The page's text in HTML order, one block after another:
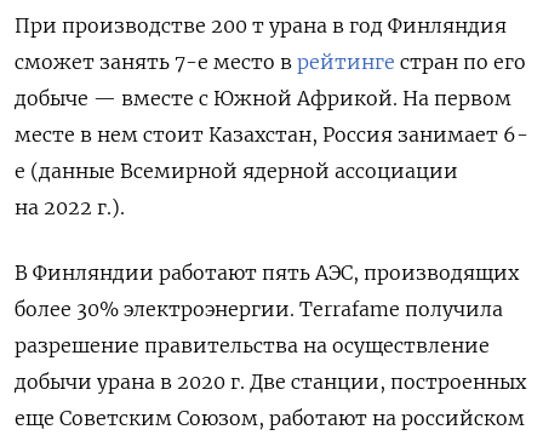
При производстве 200 т урана в год Финляндия
сможет занять 7-е место в рейтинге стран по его
добыче — вместе с Южной Африкой. На первом
месте в нем стоит Казахстан, Россия занимает 6-
е (данные Всемирной ядерной ассоциации
на 2022 г.).
В Финляндии работают пять АЭС, производящих
более 30% электроэнергии. Terrafame получила
разрешение правительства на осуществление
добычи урана в 2020 г. Две станции, построенных
еще Советским Союзом, работают на российском